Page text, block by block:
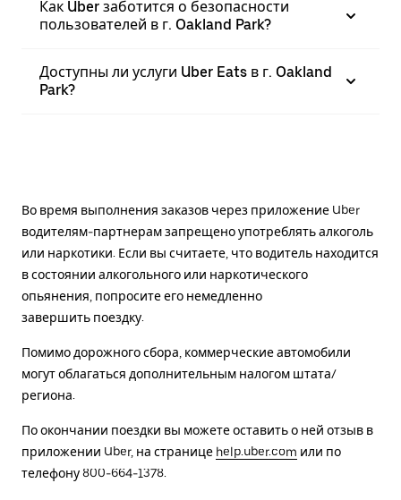
Как Uber заботится о безопасности
пользователей в г. Oakland Park?
Доступны ли услуги Uber Eats в г. Oakland
Park?
Во время выполнения заказов через приложение Uber
водителям-партнерам запрещено употреблять алкоголь
или наркотики. Если вы считаете, что водитель находится
в состоянии алкогольного или наркотического
опьянения, попросите его немедленно
завершить поездку.
Помимо дорожного сбора, коммерческие автомобили
могут облагаться дополнительным налогом штата/
региона.
По окончании поездки вы можете оставить о ней отзыв в
приложении Uber, на странице help.uber.com или по
телефону 800-664-1378.